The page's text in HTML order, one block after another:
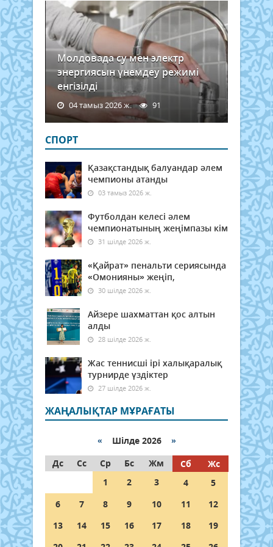
Молдовада су мен электр
энергиясын үнемдеу режимі
енгізілді
04 тамыз 2026 ж. 91
СПОРТ
Қазақстандық балуандар әлем
чемпионы атанды
03 тамыз 2026 ж.
Футболдан келесі әлем
чемпионатының жеңімпазы кім
31 шілде 2026 ж.
«Қайрат» пенальти сериясында
«Омонияны» жеңіп,
30 шілде 2026 ж.
Айзере шахматтан қос алтын
алды
28 шілде 2026 ж.
Жас теннисші ірі халықаралық
турнирде үздіктер
27 шілде 2026 ж.
ЖАҢАЛЫҚТАР МҰРАҒАТЫ
« Шілде 2026 »
Дс
Сс Ср Бс Жм Сб
Жс
1
2 3 4
5
6
7 8 9 10 11
12
13
14 15 16 17 18
19